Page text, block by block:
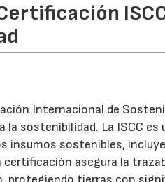
Internacional de
la sostenibilidad. La ISCC
insumos sostenibles,
asegura la